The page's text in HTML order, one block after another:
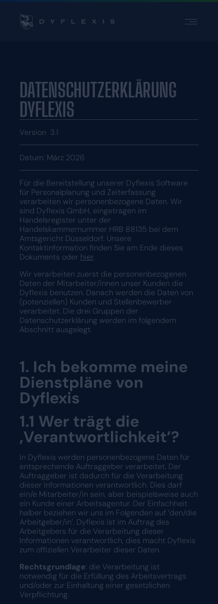
PARTNER
PREISE
Kontakt
Support
Login
Wählen Sie eine Sprache
Eine Demo anfordern
DATENSCHUTZERKLÄRUNG
DYFLEXIS
Version 3.1
Datum: März 2026
Für die Bereitstellung unserer Dyflexis Software
für Personalplanung und Zeiterfassung
verarbeiten wir personenbezogene Daten. Wir
sind Dyflexis GmbH, eingetragen im
Handelsregister unter der
Handelskammernummer HRB 88135 bei dem
Amtsgericht Düsseldorf. Unsere
Kontaktinformation finden Sie am Ende dieses
Dokuments oder hier.
Wir verarbeiten zuerst die personenbezogenen
Daten der Mitarbeiter/innen unser Kunden die
Dyflexis benutzen. Danach werden die Daten von
(potenziellen) Kunden und Stellenbewerber
verarbeitet. Die drei Gruppen der
Datenschutzerklärung werden im folgendem
Abschnitt ausgelegt.
1. Ich bekomme meine
Dienstpläne von
Dyflexis
1.1 Wer trägt die
‚Verantwortlichkeit’?
In Dyflexis werden personenbezogene Daten für
entsprechende Auftraggeber verarbeitet. Der
Auftraggeber ist dadurch für die Verarbeitung
dieser Informationen verantwortlich. Dies darf
ein/e Mitarbeiter/in sein, aber beispielsweise auch
ein Kunde einer Arbeitsagentur. Der Einfachheit
halber beziehen wir uns im Folgenden auf ‘den/die
Arbeitgeber/in’. Dyflexis ist im Auftrag des
Arbeitgebers für die Verarbeitung dieser
Informationen verantwortlich, dies macht Dyflexis
zum offiziellen Verarbeiter dieser Daten.
Rechtsgrundlage: die Verarbeitung ist
notwendig für die Erfüllung des Arbeitsvertrags
und/oder zur Einhaltung einer gesetzlichen
Verpflichtung.